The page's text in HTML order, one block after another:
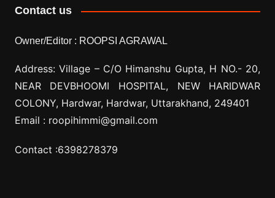
Contact us
Owner/Editor : ROOPSI AGRAWAL
Address: Village – C/O Himanshu Gupta, H NO.- 20,
NEAR DEVBHOOMI HOSPITAL, NEW HARIDWAR
COLONY, Hardwar, Hardwar, Uttarakhand, 249401
Email : roopihimmi@gmail.com
Contact :6398278379